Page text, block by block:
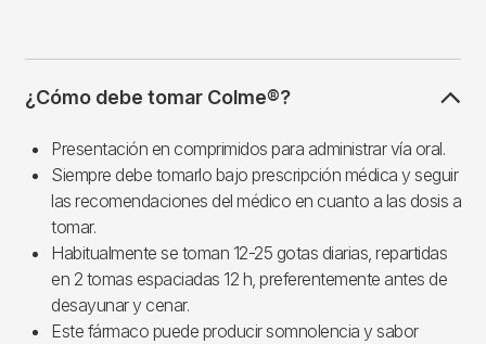
¿Cómo debe tomar Colme®?
Presentación en comprimidos para administrar vía oral.
Siempre debe tomarlo bajo prescripción médica y seguir
las recomendaciones del médico en cuanto a las dosis a
tomar.
Habitualmente se toman 12-25 gotas diarias, repartidas
en 2 tomas espaciadas 12 h, preferentemente antes de
desayunar y cenar.
Este fármaco puede producir somnolencia y sabor